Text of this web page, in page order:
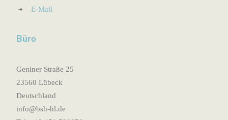
E-Mail
Büro
Geniner Straße 25
23560 Lübeck
Deutschland
ed.lh
-hsb@
ofni